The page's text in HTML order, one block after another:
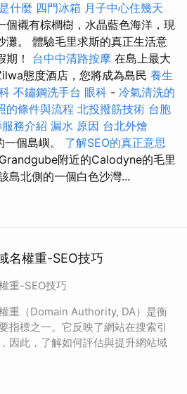
什麼 四門冰箱 月子中心住幾天
個襯有棕櫚樹，水晶藍色海洋，現
灘。 體驗毛里求斯的真正生活意
期！ 台中中清路按摩 在島上最大
態度酒店，您將成為島民 養生
不鏽鋼洗手台 眼科 - 冷氣清洗的
的條件與流程 北投撥筋技術 台胞
務介紹 漏水 原因 台北外燴
個島嶼。 了解SEO的真正意思
附近的Calodyne的毛里
島北側的一個白色沙灣...
名權重-SEO技巧
重-SEO技巧
重（Domain Authority, DA）是衡
指標之一。它反映了網站在搜索引
因此，了解如何評估與提升網站域